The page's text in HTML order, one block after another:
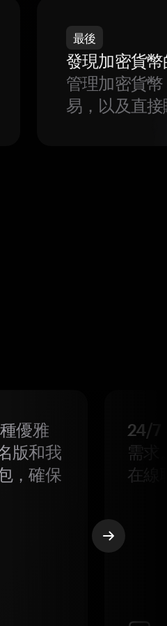
最後
發現加密貨
管理加密貨
易，以及直
優雅
版和我
，確保
24/7
需求
在線